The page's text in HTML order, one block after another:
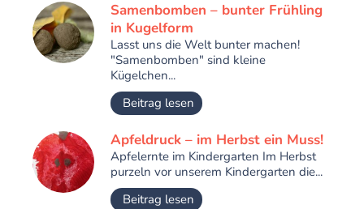
Samenbomben – bunter Frühling
in Kugelform
Lasst uns die Welt bunter machen!
"Samenbomben" sind kleine
Kügelchen...
Beitrag lesen
Apfeldruck – im Herbst ein Muss!
Apfelernte im Kindergarten Im Herbst
purzeln vor unserem Kindergarten die...
Beitrag lesen